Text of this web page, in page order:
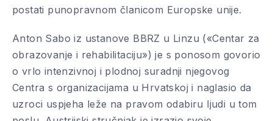
postati punopravnom članicom Europske unije.
Anton Sabo iz ustanove BBRZ u Linzu («Centar za
obrazovanje i rehabilitaciju») je s ponosom govorio
o vrlo intenzivnoj i plodnoj suradnji njegovog
Centra s organizacijama u Hrvatskoj i naglasio da
uzroci uspjeha leže na pravom odabiru ljudi u tom